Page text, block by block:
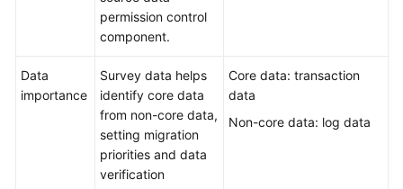
permission control
component.
Data
importance
Survey data helps
identify core data
from non-core data,
setting migration
priorities and data
verification
Core data: transaction
data
Non-core data: log data